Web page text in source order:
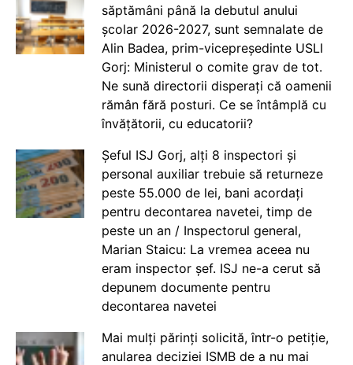
săptămâni până la debutul anului
școlar 2026-2027, sunt semnalate de
Alin Badea, prim-vicepreședinte USLI
Gorj: Ministerul o comite grav de tot.
Ne sună directorii disperați că oamenii
rămân fără posturi. Ce se întâmplă cu
învățătorii, cu educatorii?
Șeful ISJ Gorj, alți 8 inspectori și
personal auxiliar trebuie să returneze
peste 55.000 de lei, bani acordați
pentru decontarea navetei, timp de
peste un an / Inspectorul general,
Marian Staicu: La vremea aceea nu
eram inspector șef. ISJ ne-a cerut să
depunem documente pentru
decontarea navetei
Mai mulți părinți solicită, într-o petiție,
anularea deciziei ISMB de a nu mai